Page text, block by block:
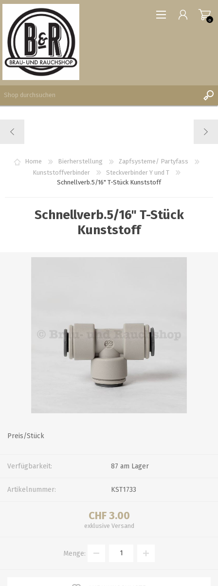
WUNSCHLISTE
0
0
Home Bierherstellung
Zapfsysteme/ Partyfass
Kunststoffverbinder
Steckverbinder Y und T
Schnellverb.5/16" T-Stück Kunststoff
Schnellverb.5/16" T-Stück
Kunststoff
Preis/Stück
Verfügbarkeit: 87 am Lager
Artikelnummer: KST1733
CHF 3.00
exklusive Versand
Menge: